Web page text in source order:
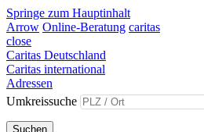
Springe zum Hauptinhalt
Arrow Online-Beratung caritas
close
Caritas Deutschland
Caritas international
Adressen
Umkreissuche
Suchen